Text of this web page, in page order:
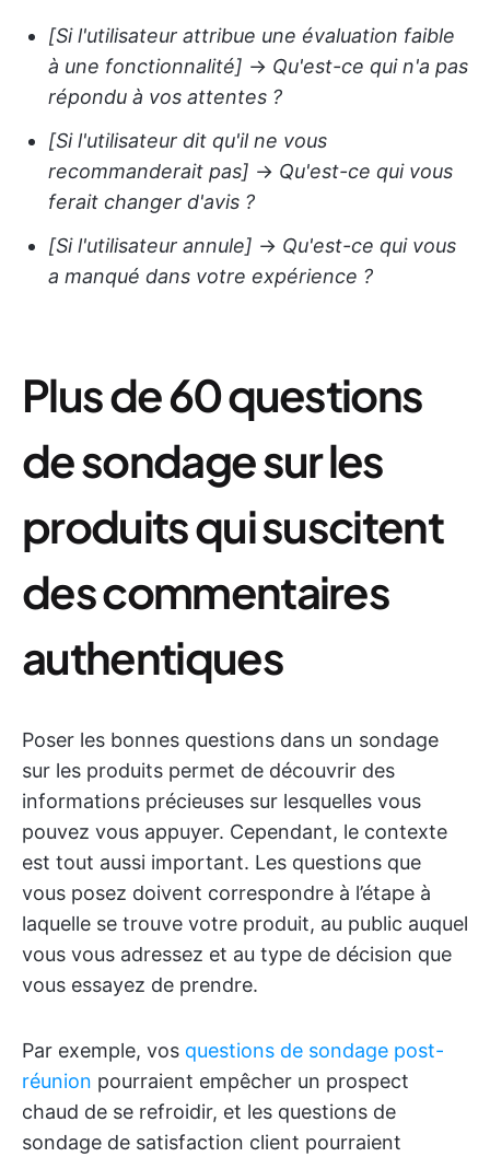
[Si l'utilisateur attribue une évaluation faible
à une fonctionnalité] → Qu'est-ce qui n'a pas
répondu à vos attentes ?
[Si l'utilisateur dit qu'il ne vous
recommanderait pas] → Qu'est-ce qui vous
ferait changer d'avis ?
[Si l'utilisateur annule] → Qu'est-ce qui vous
a manqué dans votre expérience ?
Plus de 60 questions
de sondage sur les
produits qui suscitent
des commentaires
authentiques
Poser les bonnes questions dans un sondage
sur les produits permet de découvrir des
informations précieuses sur lesquelles vous
pouvez vous appuyer. Cependant, le contexte
est tout aussi important. Les questions que
vous posez doivent correspondre à l’étape à
laquelle se trouve votre produit, au public auquel
vous vous adressez et au type de décision que
vous essayez de prendre.
Par exemple, vos questions de sondage post-
réunion pourraient empêcher un prospect
chaud de se refroidir, et les questions de
sondage de satisfaction client pourraient